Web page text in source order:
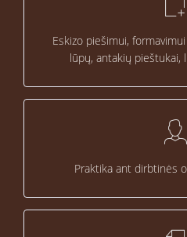
Eskizo piešimui,
lūpų, antakių pieštukai,
Praktika ant dirbtinės